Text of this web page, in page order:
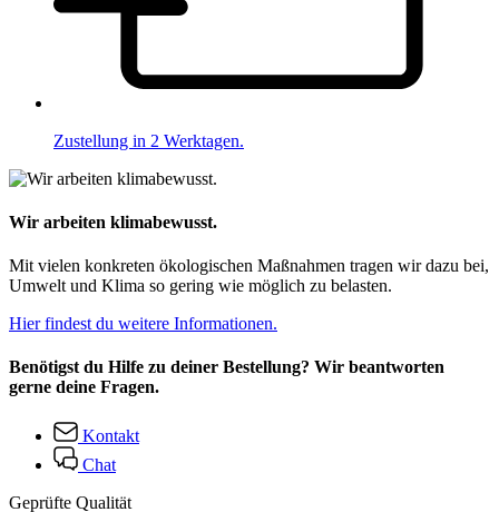
Zustellung in 2 Werktagen.
Wir arbeiten klimabewusst.
Mit vielen konkreten ökologischen Maßnahmen tragen wir dazu bei,
Umwelt und Klima so gering wie möglich zu belasten.
Hier findest du weitere Informationen.
Benötigst du Hilfe zu deiner Bestellung? Wir beantworten
gerne deine Fragen.
Kontakt
Chat
Geprüfte Qualität